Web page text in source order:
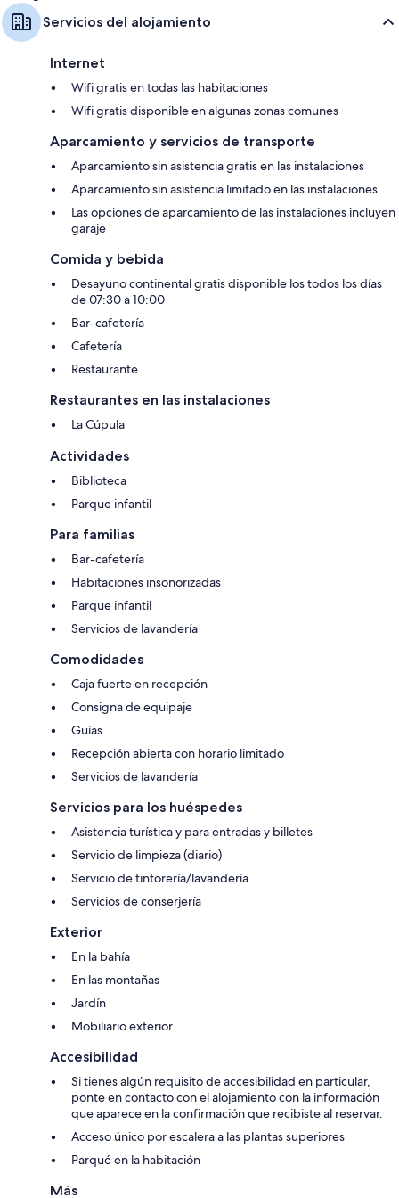
Servicios del alojamiento
Internet
Wifi gratis en todas las habitaciones
Wifi gratis disponible en algunas zonas comunes
Aparcamiento y servicios de transporte
Aparcamiento sin asistencia gratis en las instalaciones
Aparcamiento sin asistencia limitado en las instalaciones
Las opciones de aparcamiento de las instalaciones incluyen
garaje
Comida y bebida
Desayuno continental gratis disponible los todos los días
de 07:30 a 10:00
Bar-cafetería
Cafetería
Restaurante
Restaurantes en las instalaciones
La Cúpula
Actividades
Biblioteca
Parque infantil
Para familias
Bar-cafetería
Habitaciones insonorizadas
Parque infantil
Servicios de lavandería
Comodidades
Caja fuerte en recepción
Consigna de equipaje
Guías
Recepción abierta con horario limitado
Servicios de lavandería
Servicios para los huéspedes
Asistencia turística y para entradas y billetes
Servicio de limpieza (diario)
Servicio de tintorería/lavandería
Servicios de conserjería
Exterior
En la bahía
En las montañas
Jardín
Mobiliario exterior
Accesibilidad
Si tienes algún requisito de accesibilidad en particular,
ponte en contacto con el alojamiento con la información
que aparece en la confirmación que recibiste al reservar.
Acceso único por escalera a las plantas superiores
Parqué en la habitación
Más